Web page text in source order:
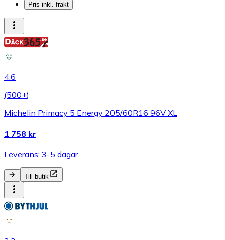
Pris inkl. frakt
4.6
(500+)
Michelin Primacy 5 Energy 205/60R16 96V XL
1 758 kr
Leverans: 3-5 dagar
Till butik